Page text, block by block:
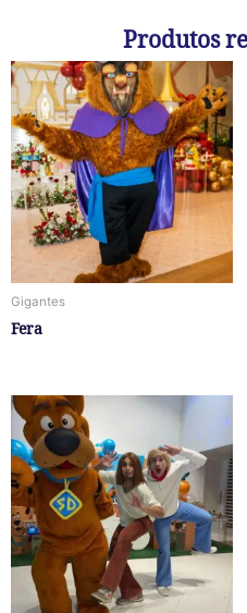
Produtos
Gigantes
Fera